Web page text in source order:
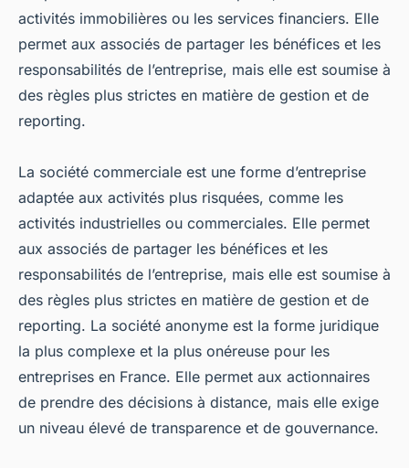
activités immobilières ou les services financiers. Elle
permet aux associés de partager les bénéfices et les
responsabilités de l’entreprise, mais elle est soumise à
des règles plus strictes en matière de gestion et de
reporting.
La société commerciale est une forme d’entreprise
adaptée aux activités plus risquées, comme les
activités industrielles ou commerciales. Elle permet
aux associés de partager les bénéfices et les
responsabilités de l’entreprise, mais elle est soumise à
des règles plus strictes en matière de gestion et de
reporting. La société anonyme est la forme juridique
la plus complexe et la plus onéreuse pour les
entreprises en France. Elle permet aux actionnaires
de prendre des décisions à distance, mais elle exige
un niveau élevé de transparence et de gouvernance.